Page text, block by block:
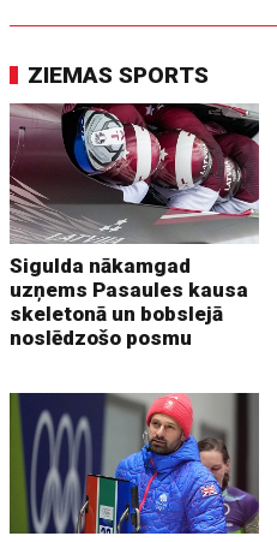
ZIEMAS SPORTS
Sigulda nākamgad
uzņems Pasaules kausa
skeletonā un bobslejā
noslēdzošo posmu